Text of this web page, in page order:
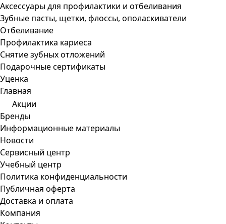
Аксессуары для профилактики и отбеливания
Зубные пасты, щетки, флоссы, ополаскиватели
Отбеливание
Профилактика кариеса
Снятие зубных отложений
Подарочные сертификаты
Уценка
Главная
Акции
Бренды
Информационные материалы
Новости
Сервисный центр
Учебный центр
Политика конфиденциальности
Публичная оферта
Доставка и оплата
Компания